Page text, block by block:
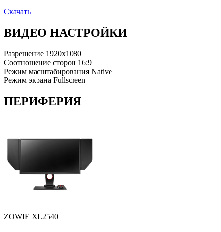
Скачать
ВИДЕО НАСТРОЙКИ
Разрешение 1920x1080
Соотношение сторон 16:9
Режим масштабирования Native
Режим экрана Fullscreen
ПЕРИФЕРИЯ
ZOWIE XL2540